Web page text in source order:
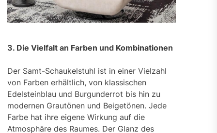
3. Die Vielfalt an Farben und Kombinationen
Der Samt-Schaukelstuhl ist in einer Vielzahl
von Farben erhältlich, von klassischen
Edelsteinblau und Burgunderrot bis hin zu
modernen Grautönen und Beigetönen. Jede
Farbe hat ihre eigene Wirkung auf die
Atmosphäre des Raumes. Der Glanz des